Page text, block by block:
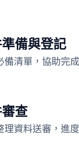
備與登記
備清單，協助完成
查
理資料送審，進度